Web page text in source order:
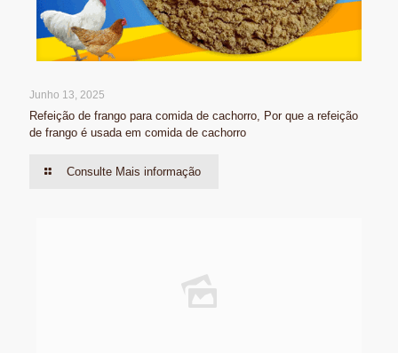
Junho 13, 2025
Refeição de frango para comida de cachorro, Por que a refeição
de frango é usada em comida de cachorro
Consulte Mais informação